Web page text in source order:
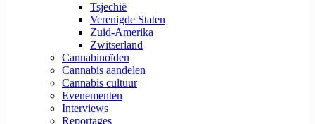
Tsjechië
Verenigde Staten
Zuid-Amerika
Zwitserland
Cannabinoïden
Cannabis aandelen
Cannabis cultuur
Evenementen
Interviews
Reportages